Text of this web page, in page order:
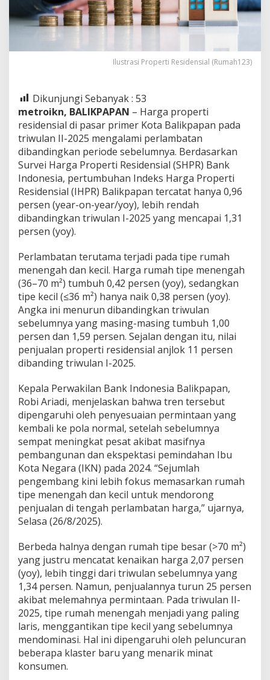
Ilustrasi Properti Residensial (Rumah123)
Dikunjungi Sebanyak : 53
metroikn, BALIKPAPAN – Harga properti
residensial di pasar primer Kota Balikpapan pada
triwulan II-2025 mengalami perlambatan
dibandingkan periode sebelumnya. Berdasarkan
Survei Harga Properti Residensial (SHPR) Bank
Indonesia, pertumbuhan Indeks Harga Properti
Residensial (IHPR) Balikpapan tercatat hanya 0,96
persen (year-on-year/yoy), lebih rendah
dibandingkan triwulan I-2025 yang mencapai 1,31
persen (yoy).
Perlambatan terutama terjadi pada tipe rumah
menengah dan kecil. Harga rumah tipe menengah
(36–70 m²) tumbuh 0,42 persen (yoy), sedangkan
tipe kecil (≤36 m²) hanya naik 0,38 persen (yoy).
Angka ini menurun dibandingkan triwulan
sebelumnya yang masing-masing tumbuh 1,00
persen dan 1,59 persen. Sejalan dengan itu, nilai
penjualan properti residensial anjlok 11 persen
dibanding triwulan I-2025.
Kepala Perwakilan Bank Indonesia Balikpapan,
Robi Ariadi, menjelaskan bahwa tren tersebut
dipengaruhi oleh penyesuaian permintaan yang
kembali ke pola normal, setelah sebelumnya
sempat meningkat pesat akibat masifnya
pembangunan dan ekspektasi pemindahan Ibu
Kota Negara (IKN) pada 2024. “Sejumlah
pengembang kini lebih fokus memasarkan rumah
tipe menengah dan kecil untuk mendorong
penjualan di tengah perlambatan harga,” ujarnya,
Selasa (26/8/2025).
Berbeda halnya dengan rumah tipe besar (>70 m²)
yang justru mencatat kenaikan harga 2,07 persen
(yoy), lebih tinggi dari triwulan sebelumnya yang
1,34 persen. Namun, penjualannya turun 25 persen
akibat melemahnya permintaan. Pada triwulan II-
2025, tipe rumah menengah menjadi yang paling
laris, menggantikan tipe kecil yang sebelumnya
mendominasi. Hal ini dipengaruhi oleh peluncuran
beberapa klaster baru yang menarik minat
konsumen.